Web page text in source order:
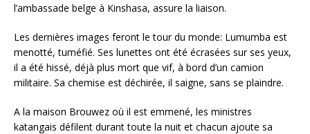
l’ambassade belge à Kinshasa, assure la liaison.
Les dernières images feront le tour du monde: Lumumba est
menotté, tuméfié. Ses lunettes ont été écrasées sur ses yeux,
il a été hissé, déjà plus mort que vif, à bord d’un camion
militaire. Sa chemise est déchirée, il saigne, sans se plaindre.
A la maison Brouwez où il est emmené, les ministres
katangais défilent durant toute la nuit et chacun ajoute sa